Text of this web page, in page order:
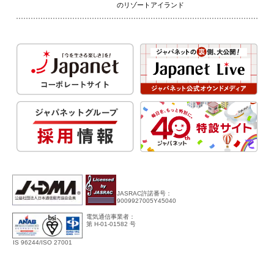
のリゾートアイランド
JASRAC許諾番号：
9009927005Y45040
IS 96244/ISO 27001
電気通信事業者：
第 H-01-01582 号